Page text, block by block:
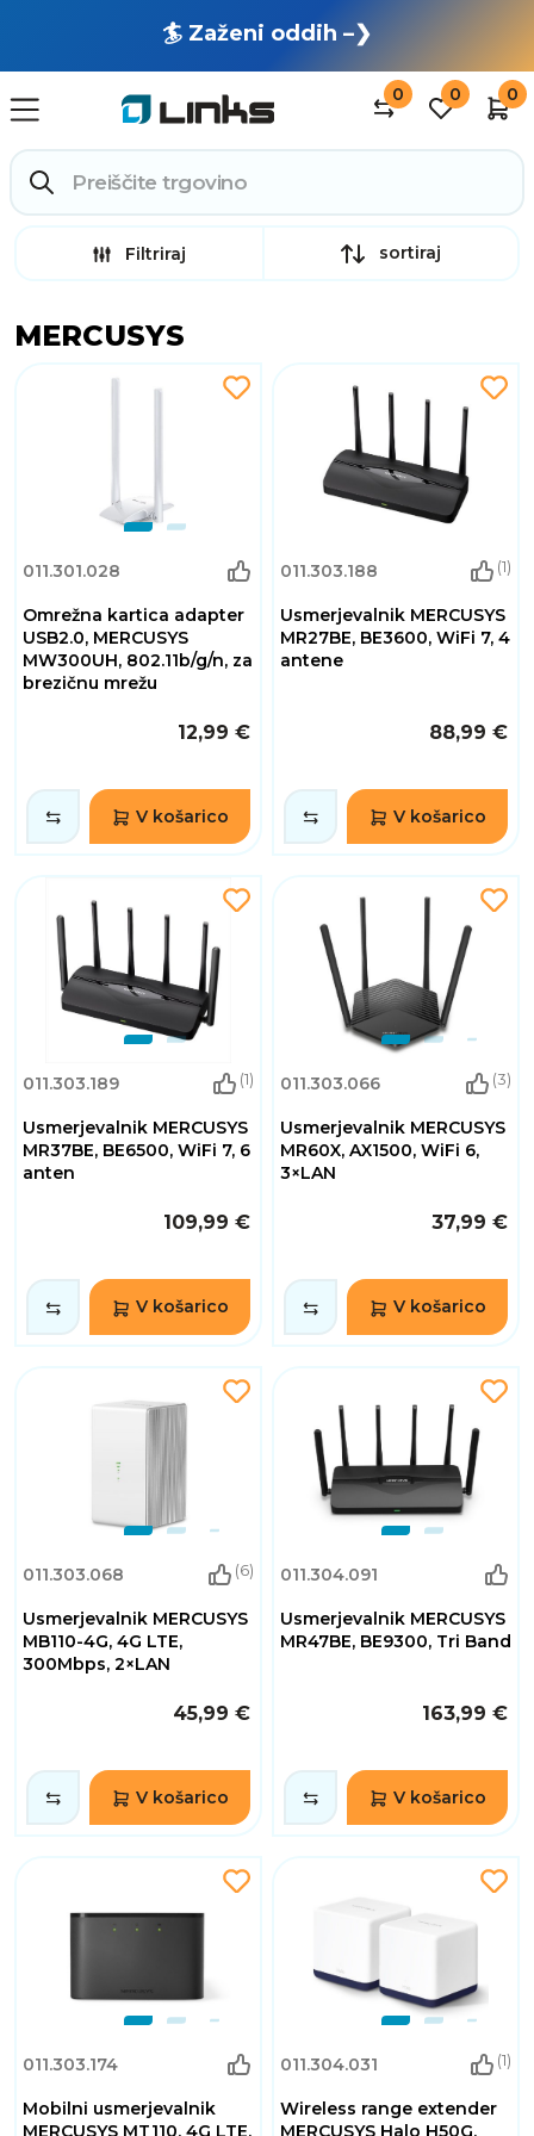
🏄 Zaženi oddih –❯
0 0 0
Filtriraj sortiraj
MERCUSYS
011.301.028
Omrežna kartica adapter
USB2.0, MERCUSYS
MW300UH, 802.11b/g/n, za
brezičnu mrežu
12,99 €
V košarico
011.303.188 (1)
Usmerjevalnik MERCUSYS
MR27BE, BE3600, WiFi 7, 4
antene
88,99 €
V košarico
011.303.189 (1)
Usmerjevalnik MERCUSYS
MR37BE, BE6500, WiFi 7, 6
anten
109,99 €
V košarico
011.303.066 (3)
Usmerjevalnik MERCUSYS
MR60X, AX1500, WiFi 6,
3×LAN
37,99 €
V košarico
011.303.068 (6)
Usmerjevalnik MERCUSYS
MB110-4G, 4G LTE,
300Mbps, 2×LAN
45,99 €
V košarico
011.304.091
Usmerjevalnik MERCUSYS
MR47BE, BE9300, Tri Band
163,99 €
V košarico
011.303.174
Mobilni usmerjevalnik
MERCUSYS MT110, 4G LTE,
011.304.031 (1)
Wireless range extender
MERCUSYS Halo H50G,